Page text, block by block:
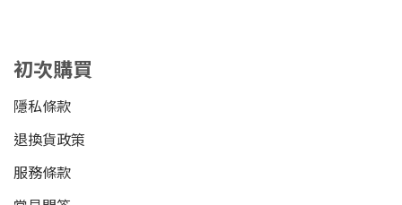
初次購買
隱私條款
退換貨政策
服務條款